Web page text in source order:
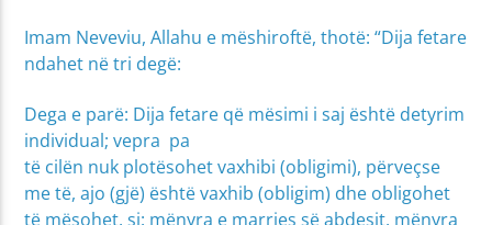
Imam Neveviu, Allahu e mëshiroftë, thotë: “Dija fetare
ndahet në tri degë:
Dega e parë: Dija fetare që mësimi i saj është detyrim
individual; vepra pa
të cilën nuk plotësohet vaxhibi (obligimi), përveçse
me të, ajo (gjë) është vaxhib (obligim) dhe obligohet
të mësohet, si: mënyra e marrjes së abdesit, mënyra